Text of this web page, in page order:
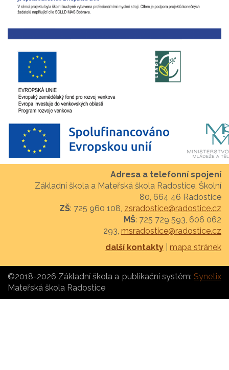
Adresa a telefonní spojení
Základní škola a Mateřská škola Radostice, Školní
80, 664 46 Radostice
ZŠ: 725 960 108, zsradostice@radostice.cz
MŠ: 725 729 593, 606 062
293, msradostice@radostice.cz
další kontakty
mapa stránek
publikační systém: Synetix
©2018-2026 Základní škola a
Mateřská škola Radostice